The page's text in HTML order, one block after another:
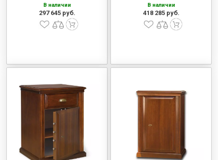
СТАЛЬНЫЕ ДВЕРИ
В наличии
297 645 руб.
В наличии
418 285 руб.